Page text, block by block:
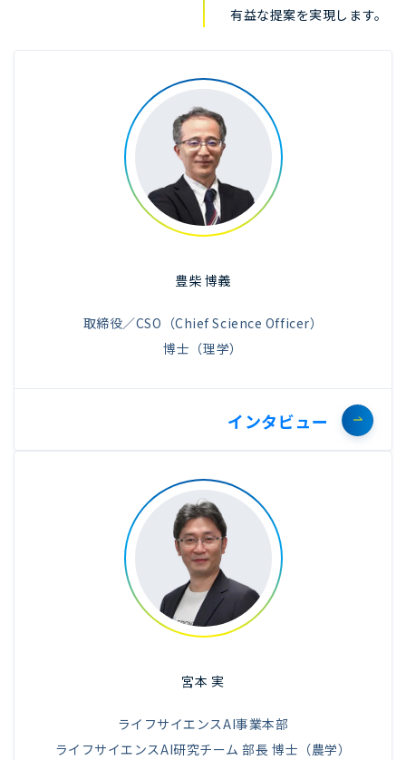
有益な提案を実現します。
豊柴 博義
取締役／CSO（Chief Science Officer）
博士（理学）
インタビュー
宮本 実
ライフサイエンスAI事業本部
ライフサイエンスAI研究チーム 部長 博士（農学）